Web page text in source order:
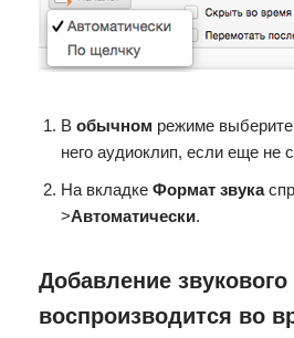
В обычном режиме
него аудиоклип, если еще не
На вкладке Формат звука
>Автоматически.
Добавление
воспроизводится во